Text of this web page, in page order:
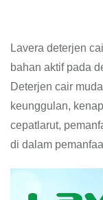
Lavera deterjen
bahan aktif pada
Deterjen cair
keunggulan,
cepatlarut,
di dalam